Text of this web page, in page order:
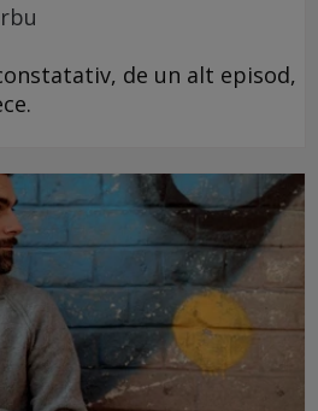
de un alt episod,